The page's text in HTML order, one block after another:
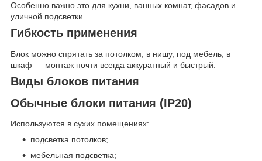
Особенно важно это для кухни, ванных комнат, фасадов и
уличной подсветки.
Гибкость применения
Блок можно спрятать за потолком, в нишу, под мебель, в
шкаф — монтаж почти всегда аккуратный и быстрый.
Виды блоков питания
Обычные блоки питания (IP20)
Используются в сухих помещениях:
подсветка потолков;
мебельная подсветка;